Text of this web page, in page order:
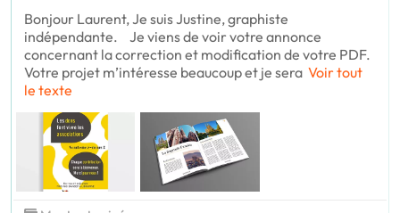
Bonjour Laurent, Je suis Justine, graphiste
indépendante. Je viens de voir votre annonce
concernant la correction et modification de votre PDF.
Votre projet m’intéresse beaucoup et je sera Voir tout
le texte